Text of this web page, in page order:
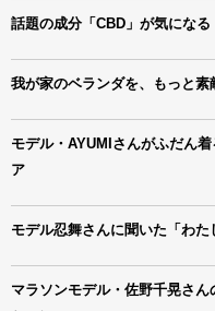
話題の成分「CBD」が気にな
我が家のベランダを、もっと
モデル・AYUMIさんがふだん
ア
モデル忍舞さんに聞いた「わた
マラソンモデル・佐野千晃さ